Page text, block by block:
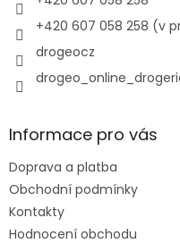
+420 607 058 258 (v
drogeocz
Informace pro vás
Doprava a platba
Obchodní podmínky
Kontakty
Hodnocení obchodu